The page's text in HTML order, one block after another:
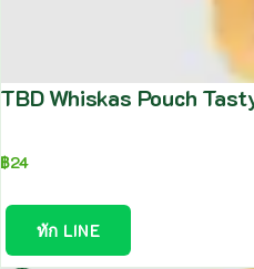
TBD Whiskas Pouch
฿24
ทัก LINE